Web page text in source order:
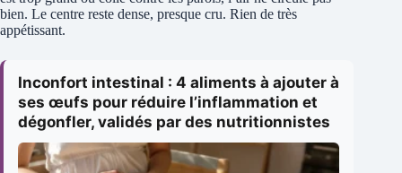
bien. Le centre reste dense, presque cru. Rien de très
appétissant.
Inconfort intestinal : 4 aliments à ajouter à
ses œufs pour réduire l’inflammation et
dégonfler, validés par des nutritionnistes